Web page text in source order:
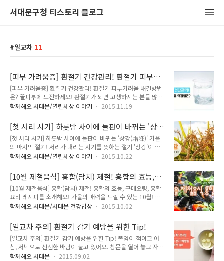
서대문구청 티스토리 블로그
일교차 11
[피부 가려움증] 환절기 건강관리! 환절기 피부가
려움 해결방법은? 꿀피부에 도전하세요!
[피부 가려움증] 환절기 건강관리! 환절기 피부가려움 해결방법
은? 꿀피부에 도전하세요! 환절기가 되면 고생하시는 분들 많으
시죠! TONG지기도 그중에 한명이에요. 환절기에 고생하시는
에 대해서 알아볼까하는데요. 계절이 바뀌면서 차고 건조한 공기
때문에 피부가 건조해지기 쉬워요! 또 심한 일교차를 겪다 보면
얼굴이 붉어지는 증상이 나타나기도 하고요. 피부가 간지럽다고
무작정 긁으시면 안되요~ 그럼 어떻게 대처하면 좋을까요~ 지금
부터 함께 알아봐요 ^^ 건조한 날씨! 약해지는 피부! 건조한 날
되요. 피부가 가지고 있는 수분이 10% 이하로 떨어지게 되면 피
부 건조증이 오게 됩니다 피부 건..
함께해요 서대문/열린세상 이야기 2015.11.19
[첫 서리 시기] 하룻밤 사이에 들판이 바뀌는 '상
강(霜降)' 가을의 마지막 절기!
[첫 서리 시기] 하룻밤 사이에 들판이 바뀌는 '상강(霜降)' 가을
의 마지막 절기! 서리가 내리는 시기를 뜻하는 절기 '상강'이 다
가왔어요! 24절기 중 18번째 절기에 해당되는데요. 낮에는 쾌청
이런 이시기에는 일교차로 인해 감기에 걸릴 수 있기때문에 몸관
리에 신경써주세요. 특히 요즘은 미세먼지 농도가 심해져서 건강
관리에 더욱 신경 써 주셔야 해요. 농촌에서는 이 시기에 가을걷
이로 바뻐지는데요. 한 해 정성을 드려 재배한 농작물을 수확하
는 시기이기 때문입니다. 상강에는 어떤 음식을 많이 먹을까요?
에 피는 꽃이에요. 국화꽃은 추위에 강한 특성이 있답니다. 국화
전은 찹쌀가루를 물에 넣고..
함께해요 서대문/열린세상 이야기 2015.10.22
[10월 제철음식] 홍합(담치) 제철! 홍합의 효능,
구매요령, 홍합요리 레시피를 소개해요!
[10월 제철음식] 홍합(담치) 제철! 홍합의 효능, 구매요령, 홍합
요리 레시피를 소개해요! 가을의 매력을 느낄 수 있는 10월! 요
즘 아침, 저녁으로 쌀쌀한 날씨가 이어지고 있어요. 일교차가 커
는 방법 중 하나가 바로 제철음식을 섭취하는거랍니다. 오늘은
10월 제철음식 '홍합'을 소개해요! 색이 홍색이여서 홍합이라고
하며, 담치(참담치)라고도 해요. 맛이 달면서 성질이 따뜻해 피부
를 매끄럽고 윤기 있게 가꿔준답니다. 뜨끈한 국물이 생각나는
10월~ 제철음식 홍합에 대해 알아볼까요~ 홍합의 효능 무기질
함께해요 서대문/서대문 건강밥상 2015.10.02
[일교차 주의] 환절기 감기 예방을 위한 Tip!
[일교차 주의] 환절기 감기 예방을 위한 Tip! 폭염이 꺽이고 아
침, 저녁으로 선선한 바람이 불고 있어요. 창문을 열어 놓고 자면
춥다고 느낄 정도인데요. 하지만 낮에는 아직까지 더위가 기승을
함께해요 서대문 2015.09.02